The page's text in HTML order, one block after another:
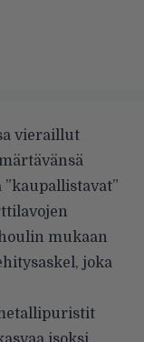
vieraillut
mukaan
joka